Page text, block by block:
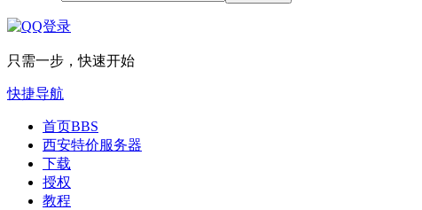
只需一步，快速开始
快捷导航
首页BBS
西安特价服务器
下载
授权
教程